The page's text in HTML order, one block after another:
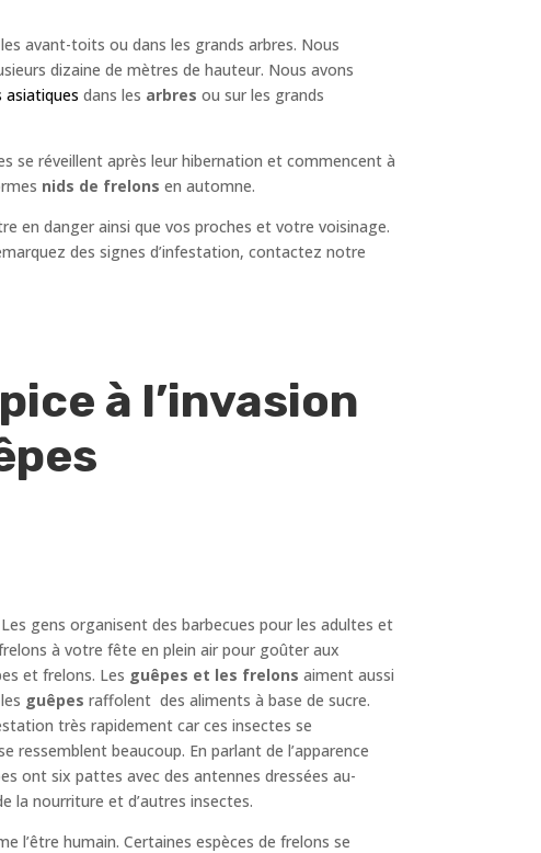
avant-toits ou dans les grands arbres. Nous
dizaine de mètres de hauteur. Nous avons
asiatiques dans les arbres ou sur les grands
se réveillent après leur hibernation et commencent à
nids de frelons en automne.
en danger ainsi que vos proches et votre voisinage.
des signes d’infestation, contactez notre
à l’invasion
gens organisent des barbecues pour les adultes et
à votre fête en plein air pour goûter aux
et frelons. Les guêpes et les frelons aiment aussi
guêpes raffolent des aliments à base de sucre.
très rapidement car ces insectes se
ressemblent beaucoup. En parlant de l’apparence
ont six pattes avec des antennes dressées au-
la nourriture et d’autres insectes.
l’être humain. Certaines espèces de frelons se